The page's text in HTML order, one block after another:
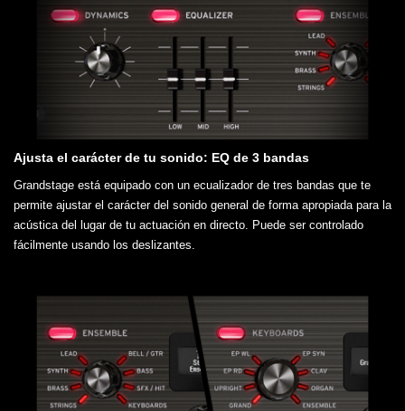
Ajusta el carácter de tu sonido: EQ de 3 bandas
Grandstage está equipado con un ecualizador de tres bandas que te
permite ajustar el carácter del sonido general de forma apropiada para la
acústica del lugar de tu actuación en directo. Puede ser controlado
fácilmente usando los deslizantes.